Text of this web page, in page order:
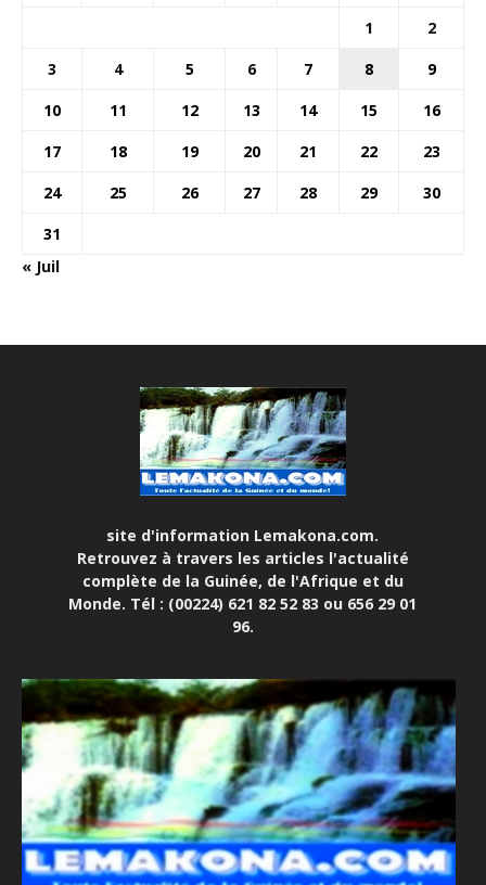
1
2
3
4 5 6 7 8
9
10
11 12 13 14 15
16
17
18 19 20 21 22
23
24
25 26 27 28 29
30
31
« Juil
site d'information Lemakona.com.
Retrouvez à travers les articles l'actualité
complète de la Guinée, de l'Afrique et du
Monde. Tél : (00224) 621 82 52 83 ou 656 29 01
96.